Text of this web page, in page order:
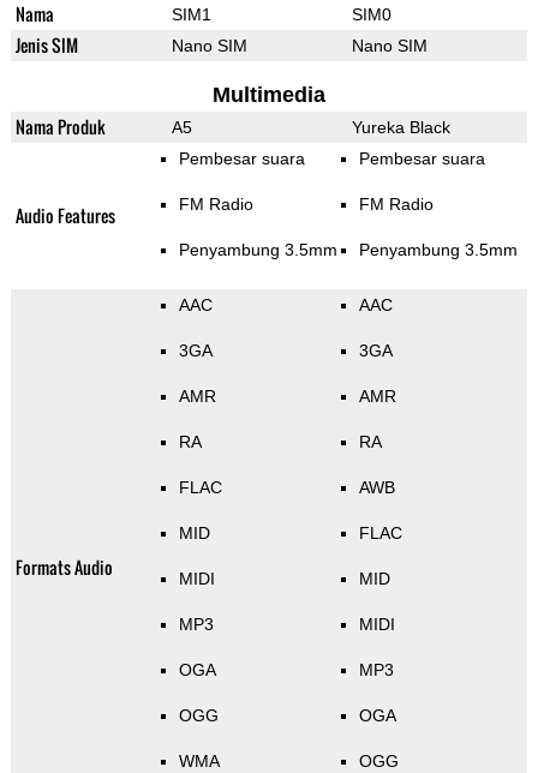
Nama SIM1 SIM0
Jenis SIM Nano SIM Nano SIM
Multimedia
Nama Produk A5 Yureka Black
Audio Features
Pembesar suara
FM Radio
Penyambung 3.5mm
Pembesar suara
FM Radio
Penyambung 3.5mm
Formats Audio
AAC
3GA
AMR
RA
FLAC
MID
MIDI
MP3
OGA
OGG
WMA
AAC
3GA
AMR
RA
AWB
FLAC
MID
MIDI
MP3
OGA
OGG